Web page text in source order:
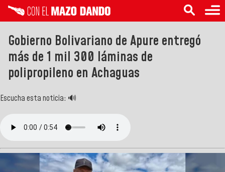
Gobierno Bolivariano de Apure entregó
más de 1 mil 300 láminas de
polipropileno en Achaguas
Escucha esta noticia: 🔊